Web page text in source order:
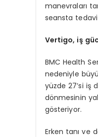
manevraları
seansta tedavi
Vertigo, iş
BMC Health
nedeniyle
yüzde 27’si iş
dönmesinin
gösteriyor.
Erken tanı ve